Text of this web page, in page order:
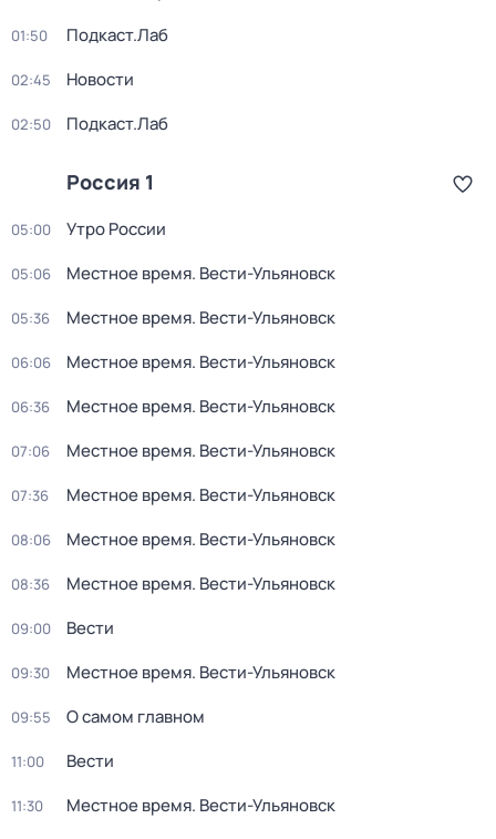
01:50 Подкаст.Лаб
02:45 Новости
02:50 Подкаст.Лаб
Россия 1
05:00 Утро России
05:06 Местное время. Вести-Ульяновск
05:36 Местное время. Вести-Ульяновск
06:06 Местное время. Вести-Ульяновск
06:36 Местное время. Вести-Ульяновск
07:06 Местное время. Вести-Ульяновск
07:36 Местное время. Вести-Ульяновск
08:06 Местное время. Вести-Ульяновск
08:36 Местное время. Вести-Ульяновск
09:00 Вести
09:30 Местное время. Вести-Ульяновск
09:55 О самом главном
11:00 Вести
11:30 Местное время. Вести-Ульяновск